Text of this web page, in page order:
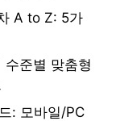
A to Z: 5가
준별 맞춤형
: 모바일/PC